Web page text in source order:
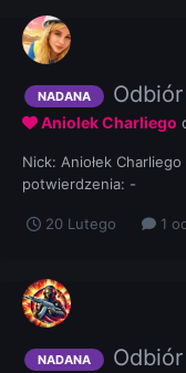
NADANA
Aniolek Charliego
Nick: Aniołek
potwierdzenia: -
20 Lutego 1
NADANA